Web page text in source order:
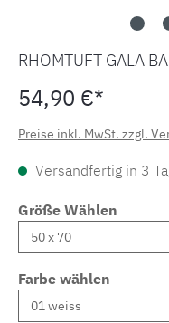
RHOMTUFT GALA
54,90 €*
Preise inkl. MwSt. zzgl.
Versandfertig in 3
Größe Wählen
Farbe wählen